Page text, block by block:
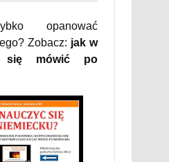
opanować
Zobacz: jak w
się mówić po